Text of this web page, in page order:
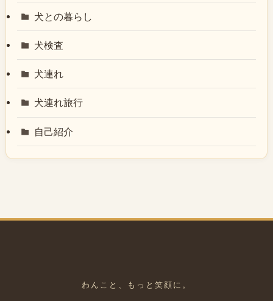
犬との暮らし
犬検査
犬連れ
犬連れ旅行
自己紹介